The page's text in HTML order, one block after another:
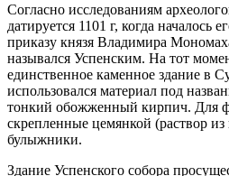
Согласно исследованиям
датируется 1101 г, когда началось
приказу князя Владимира
назывался Успенским. На тот
единственное каменное здание в
использовался материал под
тонкий обожженный кирпич. Для
скрепленные цемянкой (раствор
булыжники.
Здание Успенского собора